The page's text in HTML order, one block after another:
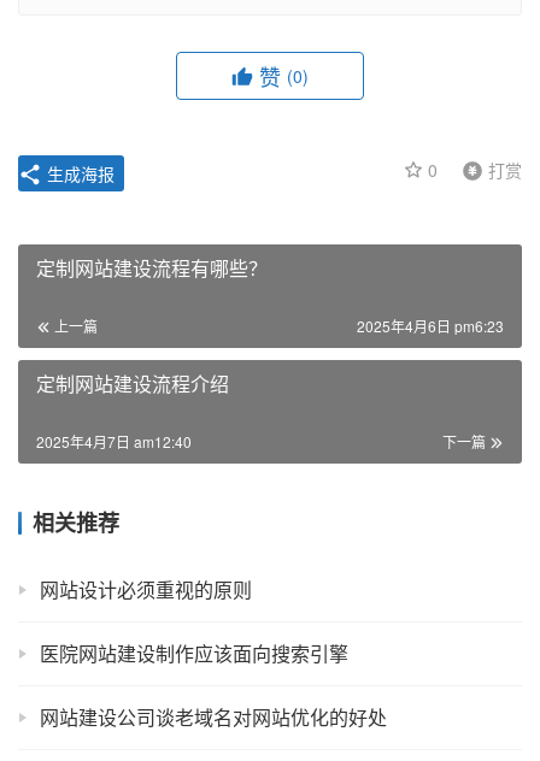
赞 (0)
0 打赏
生成海报
定制网站建设流程有哪些？
上一篇 2025年4月6日 pm6:23
定制网站建设流程介绍
下一篇
2025年4月7日 am12:40
相关推荐
网站设计必须重视的原则
医院网站建设制作应该面向搜索引擎
网站建设公司谈老域名对网站优化的好处